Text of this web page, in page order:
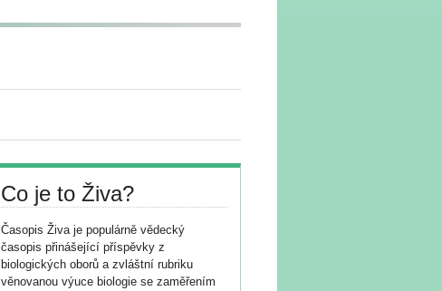
Co je to Živa?
Časopis Živa je populárně vědecký
časopis přinášející příspěvky z
biologických oborů a zvláštní rubriku
věnovanou výuce biologie se zaměřením